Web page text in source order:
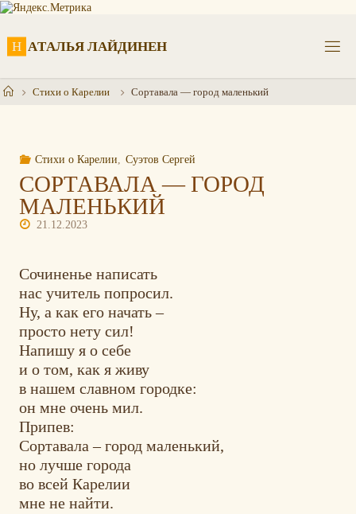
Перейти
Н АТАЛЬЯ ЛАЙДИНЕН
ГлавнаяСтихи о Карелии Сортавала — город маленький
Стихи о Карелии Суэтов Сергей
СОРТАВАЛА — ГОРОД
МАЛЕНЬКИЙ
21.12.2023
Сочиненье написать
нас учитель попросил.
Ну, а как его начать –
просто нету сил!
Напишу я о себе
и о том, как я живу
в нашем славном городке:
он мне очень мил.
Припев:
Сортавала – город маленький,
но лучше города
во всей Карелии
мне не найти.